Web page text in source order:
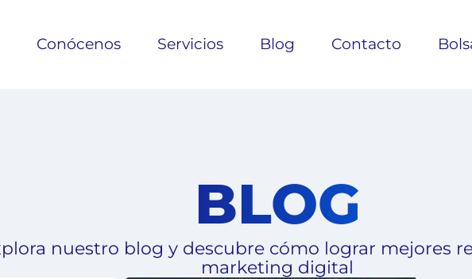
Conócenos Servicios Blog Contacto
BLOG
nuestro blog y descubre cómo lograr mejores
marketing digital